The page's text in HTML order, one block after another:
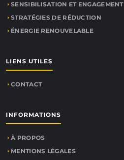
SENSIBILISATION ET ENGAGEMENT
STRATÉGIES DE RÉDUCTION
ÉNERGIE RENOUVELABLE
LIENS UTILES
CONTACT
INFORMATIONS
À PROPOS
MENTIONS LÉGALES